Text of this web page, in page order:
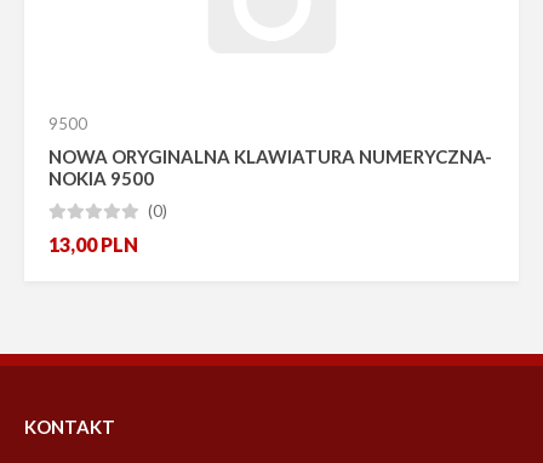
9500
NOWA ORYGINALNA KLAWIATURA NUMERYCZNA-
NOKIA 9500
 (0)
13,00PLN
KONTAKT